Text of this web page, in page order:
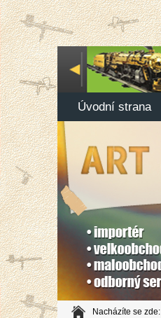
Úvodní strana
Nacházíte se zde: